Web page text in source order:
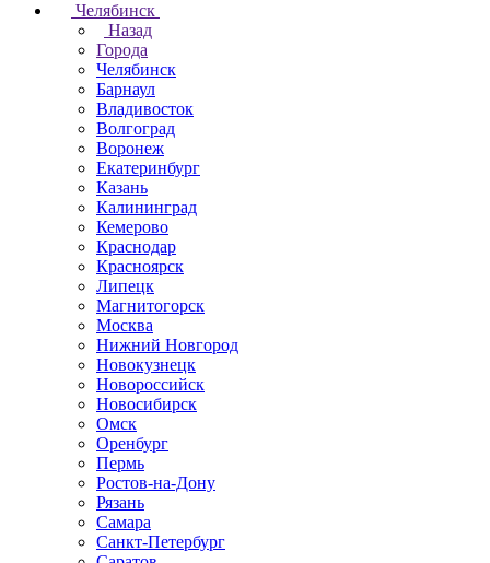
Челябинск
Назад
Города
Челябинск
Барнаул
Владивосток
Волгоград
Воронеж
Екатеринбург
Казань
Калининград
Кемерово
Краснодар
Красноярск
Липецк
Магнитогорск
Москва
Нижний Новгород
Новокузнецк
Новороссийск
Новосибирск
Омск
Оренбург
Пермь
Ростов-на-Дону
Рязань
Самара
Санкт-Петербург